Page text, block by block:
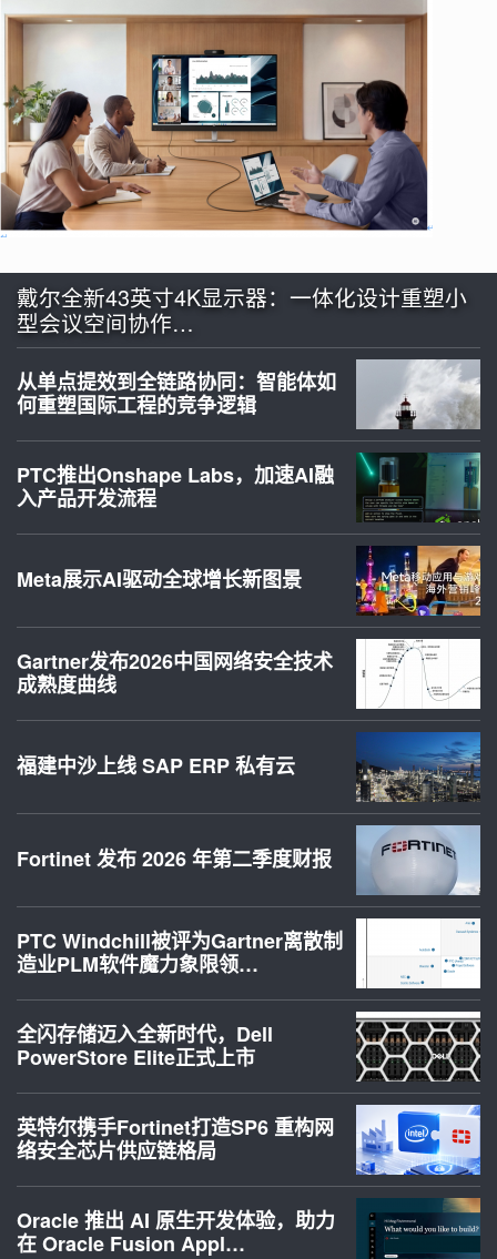
戴尔全新43英寸4K显示器：一体化设计重塑小
型会议空间协作…
从单点提效到全链路协同：智能体如
何重塑国际工程的竞争逻辑
PTC推出Onshape Labs，加速AI融
入产品开发流程
Meta展示AI驱动全球增长新图景
Gartner发布2026中国网络安全技术
成熟度曲线
福建中沙上线 SAP ERP 私有云
Fortinet 发布 2026 年第二季度财报
PTC Windchill被评为Gartner离散制
造业PLM软件魔力象限领…
全闪存储迈入全新时代，Dell
PowerStore Elite正式上市
英特尔携手Fortinet打造SP6 重构网
络安全芯片供应链格局
Oracle 推出 AI 原生开发体验，助力
在 Oracle Fusion Appl…